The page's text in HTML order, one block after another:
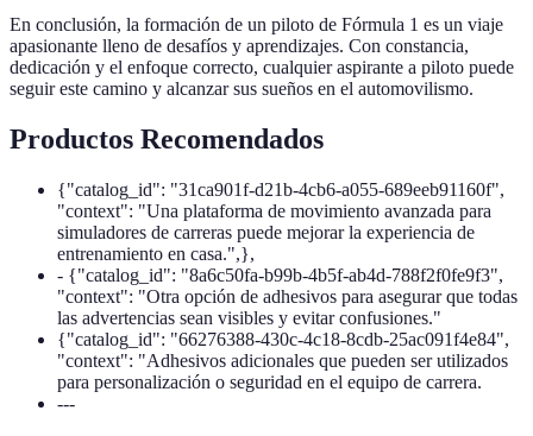
En conclusión, la formación de un piloto de Fórmula 1 es un viaje
apasionante lleno de desafíos y aprendizajes. Con constancia,
dedicación y el enfoque correcto, cualquier aspirante a piloto puede
seguir este camino y alcanzar sus sueños en el automovilismo.
Productos Recomendados
{"catalog_id": "31ca901f-d21b-4cb6-a055-689eeb91160f",
"context": "Una plataforma de movimiento avanzada para
simuladores de carreras puede mejorar la experiencia de
entrenamiento en casa.",},
- {"catalog_id": "8a6c50fa-b99b-4b5f-ab4d-788f2f0fe9f3",
"context": "Otra opción de adhesivos para asegurar que todas
las advertencias sean visibles y evitar confusiones."
{"catalog_id": "66276388-430c-4c18-8cdb-25ac091f4e84",
"context": "Adhesivos adicionales que pueden ser utilizados
para personalización o seguridad en el equipo de carrera.
---